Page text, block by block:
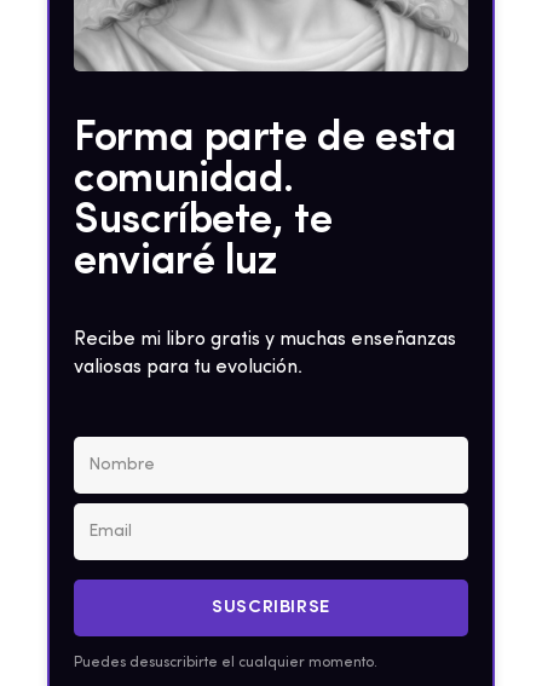
Forma parte de esta
comunidad.
Suscríbete, te
enviaré luz
Recibe mi libro gratis y muchas enseñanzas
valiosas para tu evolución.
SUSCRIBIRSE
Puedes desuscribirte el cualquier momento.